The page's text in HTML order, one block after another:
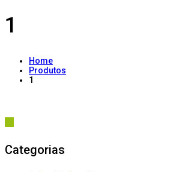
1
Home
Produtos
1
Categorias